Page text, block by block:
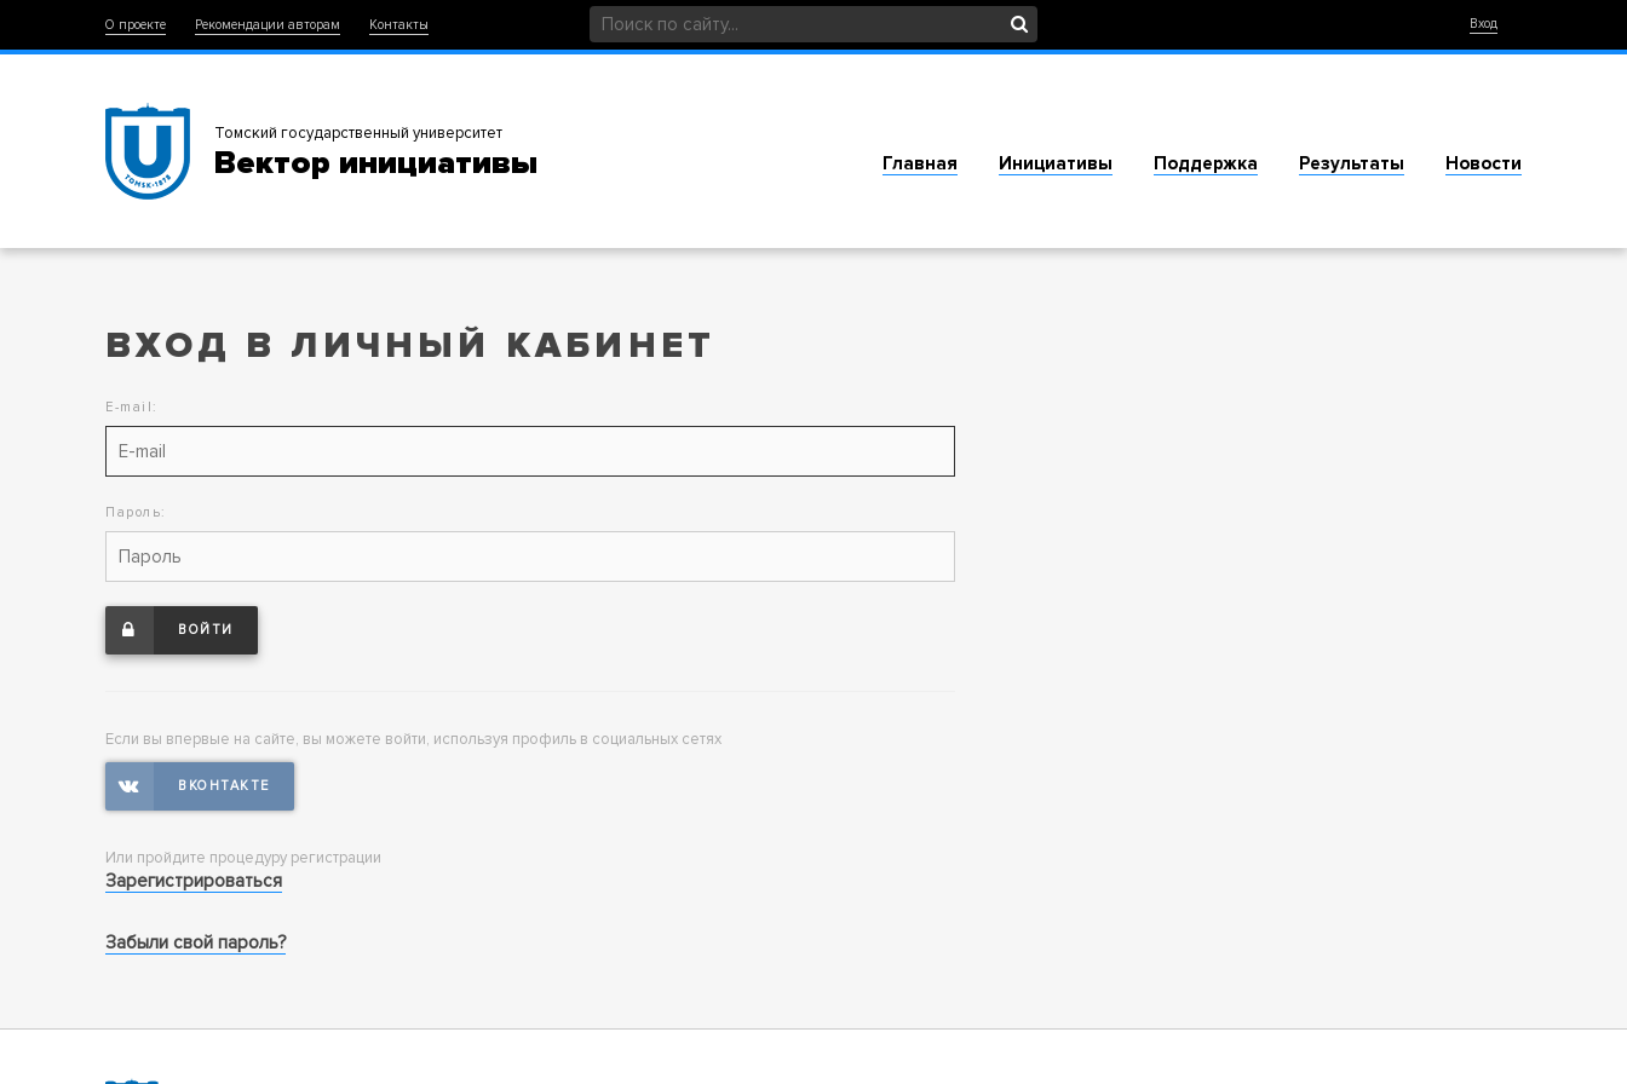
О проекте Рекомендации авторам Контакты Вход
Томский государственный университет
Вектор инициативы Главная Инициативы Поддержка Результаты Новости
ВХОД В ЛИЧНЫЙ КАБИНЕТ
E-mail:
Пароль:
ВОЙТИ
Если вы впервые на сайте, вы можете войти, используя профиль в социальных сетях
Или пройдите процедуру регистрации
Зарегистрироваться
Забыли свой пароль?